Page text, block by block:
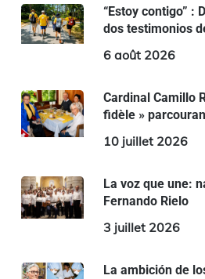
“Estoy contigo” :
dos testimonios
6 août 2026
Cardinal Camillo
fidèle »
10 juillet 2026
La voz que une:
Fernando Rielo
3 juillet 2026
La ambición de